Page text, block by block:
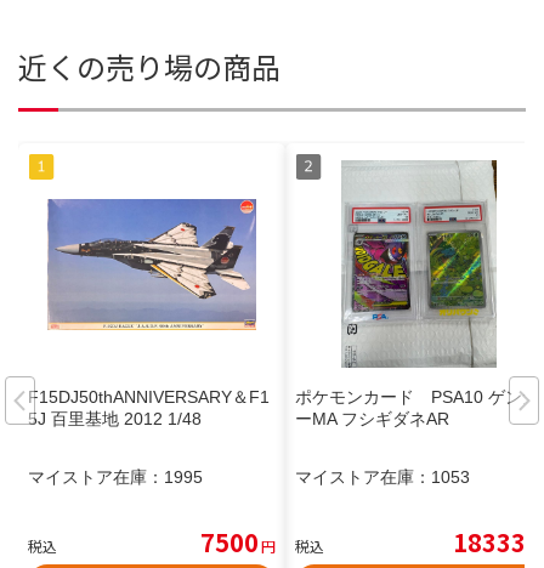
近くの売り場の商品
F15DJ50thANNIVERSARY＆F1
5J 百里基地 2012 1/48
マイストア在庫： 1995
税込 7500円
ポケモンカード PSA10 ゲンガ
ーMA フシギダネAR
マイストア在庫： 1053
税込 18333